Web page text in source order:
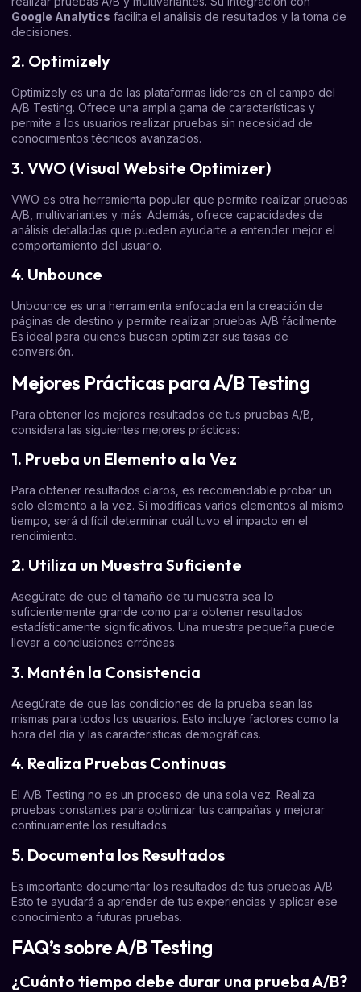
Google Analytics facilita el análisis de resultados y la toma de
decisiones.
2. Optimizely
Optimizely es una de las plataformas líderes en el campo del
A/B Testing. Ofrece una amplia gama de características y
permite a los usuarios realizar pruebas sin necesidad de
conocimientos técnicos avanzados.
3. VWO (Visual Website Optimizer)
VWO es otra herramienta popular que permite realizar pruebas
A/B, multivariantes y más. Además, ofrece capacidades de
análisis detalladas que pueden ayudarte a entender mejor el
comportamiento del usuario.
4. Unbounce
Unbounce es una herramienta enfocada en la creación de
páginas de destino y permite realizar pruebas A/B fácilmente.
Es ideal para quienes buscan optimizar sus tasas de
conversión.
Mejores Prácticas para A/B Testing
Para obtener los mejores resultados de tus pruebas A/B,
considera las siguientes mejores prácticas:
1. Prueba un Elemento a la Vez
Para obtener resultados claros, es recomendable probar un
solo elemento a la vez. Si modificas varios elementos al mismo
tiempo, será difícil determinar cuál tuvo el impacto en el
rendimiento.
2. Utiliza un Muestra Suficiente
Asegúrate de que el tamaño de tu muestra sea lo
suficientemente grande como para obtener resultados
estadísticamente significativos. Una muestra pequeña puede
llevar a conclusiones erróneas.
3. Mantén la Consistencia
Asegúrate de que las condiciones de la prueba sean las
mismas para todos los usuarios. Esto incluye factores como la
hora del día y las características demográficas.
4. Realiza Pruebas Continuas
El A/B Testing no es un proceso de una sola vez. Realiza
pruebas constantes para optimizar tus campañas y mejorar
continuamente los resultados.
5. Documenta los Resultados
Es importante documentar los resultados de tus pruebas A/B.
Esto te ayudará a aprender de tus experiencias y aplicar ese
conocimiento a futuras pruebas.
FAQ’s sobre A/B Testing
¿Cuánto tiempo debe durar una prueba A/B?